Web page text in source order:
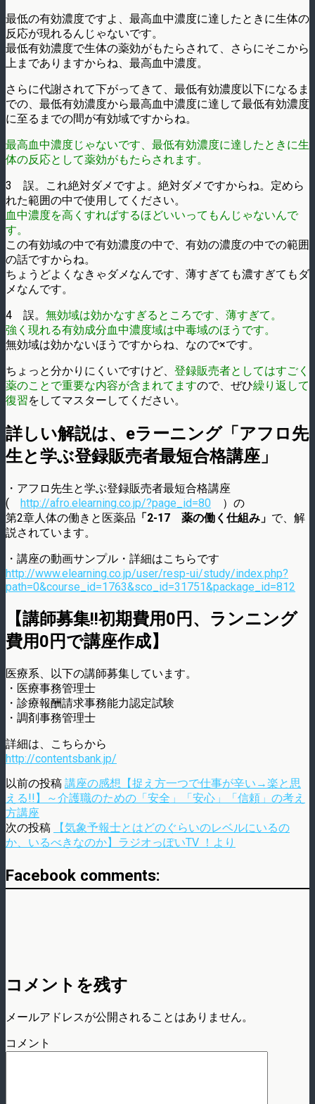
最低の有効濃度ですよ、最高血中濃度に達したときに生体の
反応が現れるんじゃないです。
最低有効濃度で生体の薬効がもたらされて、さらにそこから
上までありますからね、最高血中濃度。
さらに代謝されて下がってきて、最低有効濃度以下になるま
での、最低有効濃度から最高血中濃度に達して最低有効濃度
に至るまでの間が有効域ですからね。
最高血中濃度じゃないです、最低有効濃度に達したときに生
体の反応として薬効がもたらされます。
3 誤。これ絶対ダメですよ。絶対ダメですからね。定めら
れた範囲の中で使用してください。
血中濃度を高くすればするほどいいってもんじゃないんで
す。
この有効域の中で有効濃度の中で、有効の濃度の中での範囲
の話ですからね。
ちょうどよくなきゃダメなんです、薄すぎても濃すぎてもダ
メなんです。
4 誤。 無効域は効かなすぎるところです、薄すぎて。
強く現れる有効成分血中濃度域は中毒域のほうです。
無効域は効かないほうですからね、なので×です。
ちょっと分かりにくいですけど、 登録販売者としてはすごく
薬のことで重要な内容が含まれてますので、ぜひ繰り返して
復習をしてマスターしてください。
詳しい解説は、eラーニング「アフロ先
生と学ぶ登録販売者最短合格講座」
・アフロ先生と学ぶ登録販売者最短合格講座
( http://afro.elearning.co.jp/?page_id=80 ）の
第2章人体の働きと医薬品 「2-17 薬の働く仕組み」 で、解
説されています。
・講座の動画サンプル・詳細はこちらです
http://www.elearning.co.jp/user/resp-ui/study/index.php?
path=0&course_id=1763&sco_id=31751&package_id=812
【講師募集!!初期費用0円、ランニング
費用0円で講座作成】
医療系、以下の講師募集しています。
・医療事務管理士
・診療報酬請求事務能力認定試験
・調剤事務管理士
詳細は、こちらから
http://contentsbank.jp/
以前の投稿 講座の感想【捉え方一つで仕事が辛い→楽と思
える!!】～介護職のための「安全」「安心」「信頼」の考え
方講座
次の投稿
【気象予報士とはどのぐらいのレベルにいるの
か、いるべきなのか】ラジオっぽいTV ！より
Facebook comments:
コメントを残す
メールアドレスが公開されることはありません。
コメント